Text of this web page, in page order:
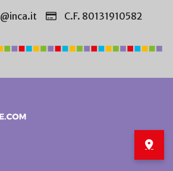
C.F. 80131910582